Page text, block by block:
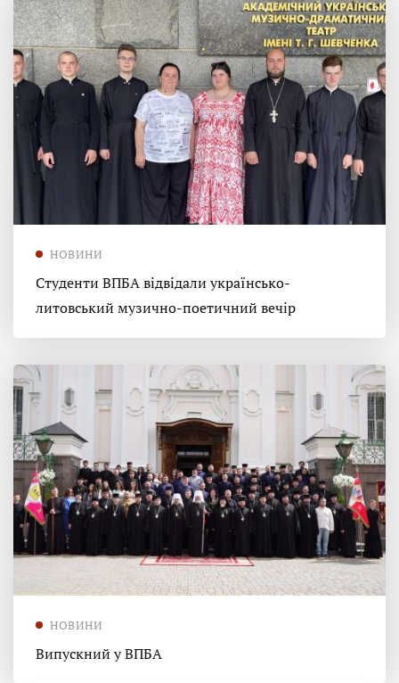
НОВИНИ
Студенти ВПБА відвідали українсько-
литовський музично-поетичний вечір
НОВИНИ
Випускний у ВПБА